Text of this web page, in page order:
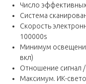
Число
Система
Скорость
100000s
Минимум
вкл)
Отношение сигнал
Максимум. ИК-